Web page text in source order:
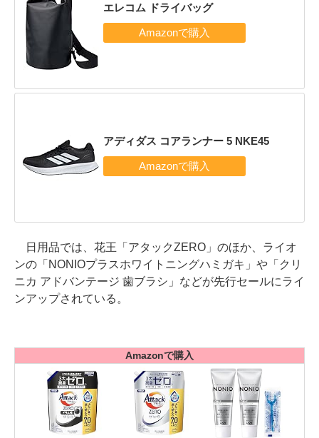
エレコム ドライバッグ
アディダス コアランナー 5 NKE45
日用品では、花王「アタックZERO」のほか、ライオ
ンの「NONIOプラスホワイトニングハミガキ」や「クリ
ニカ アドバンテージ 歯ブラシ」などが先行セールにライ
ンアップされている。
Amazonで購入